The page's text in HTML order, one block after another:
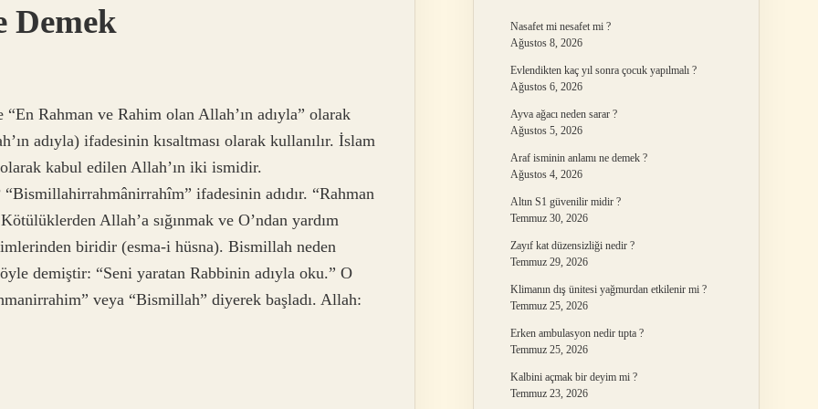
Demek
Rahman ve Rahim olan Allah’ın adıyla” olarak
adıyla) ifadesinin kısaltması olarak kullanılır. İslam
kabul edilen Allah’ın iki ismidir.
ifadesinin adıdır. “Rahman
Allah’a sığınmak ve O’ndan yardım
biridir (esma-i hüsna). Bismillah neden
demiştir: “Seni yaratan Rabbinin adıyla oku.” O
veya “Bismillah” diyerek başladı. Allah:
Nasafet mi nesafet mi ?
Ağustos 8, 2026
Evlendikten kaç yıl sonra çocuk yapılmalı ?
Ağustos 6, 2026
Ayva ağacı neden sarar ?
Ağustos 5, 2026
Araf isminin anlamı ne demek ?
Ağustos 4, 2026
Altın S1 güvenilir midir ?
Temmuz 30, 2026
Zayıf kat düzensizliği nedir ?
Temmuz 29, 2026
Klimanın dış ünitesi yağmurdan etkilenir mi ?
Temmuz 25, 2026
Erken ambulasyon nedir tıpta ?
Temmuz 25, 2026
Kalbini açmak bir deyim mi ?
Temmuz 23, 2026